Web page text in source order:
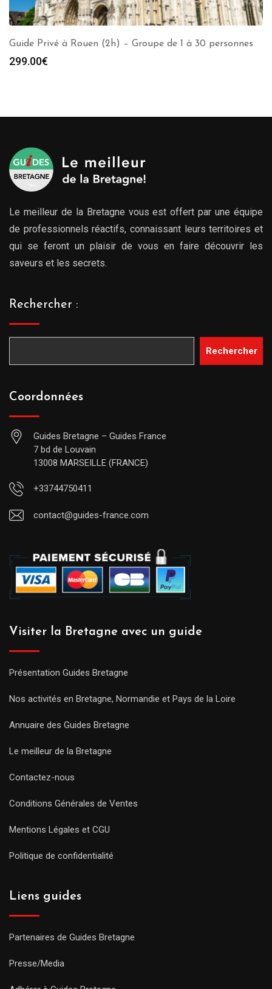
Guide Privé à Rouen (2h) – Groupe de 1 à 30 personnes
299.00€
Le meilleur de la Bretagne vous est offert par une équipe
de professionnels réactifs, connaissant leurs territoires et
qui se feront un plaisir de vous en faire découvrir les
saveurs et les secrets.
Rechercher :
Rechercher
Coordonnées
Guides Bretagne – Guides France
7 bd de Louvain
13008 MARSEILLE (FRANCE)
+33744750411
contact@guides-france.com
Visiter la Bretagne avec un guide
Présentation Guides Bretagne
Nos activités en Bretagne, Normandie et Pays de la Loire
Annuaire des Guides Bretagne
Le meilleur de la Bretagne
Contactez-nous
Conditions Générales de Ventes
Mentions Légales et CGU
Politique de confidentialité
Liens guides
Partenaires de Guides Bretagne
Presse/Media